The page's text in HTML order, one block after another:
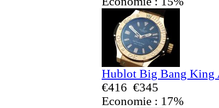
Hublot Big Bang King
€416 €345
Economie : 17%